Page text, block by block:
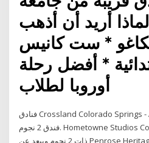
أريد أن أذهب
* ست كانيس
* أفضل رحلة
أوروبا لطلاب
فنادق Crossland Colorado Springs - Airport كولورادو سبرينغس -
فندق 2 نجوم. Hometowne Studios Colorado Springs يوفر إقامة
ذات 2 نجوم ويبعد عن Penrose Heritage Museum حوالي 9 كم. تم